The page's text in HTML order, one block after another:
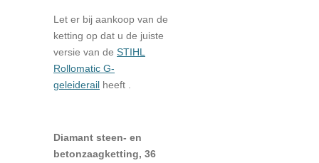
Let er bij aankoop van de
ketting op dat u de juiste
versie van de STIHL
Rollomatic G-
geleiderail heeft .
Diamant steen- en
betonzaagketting, 36